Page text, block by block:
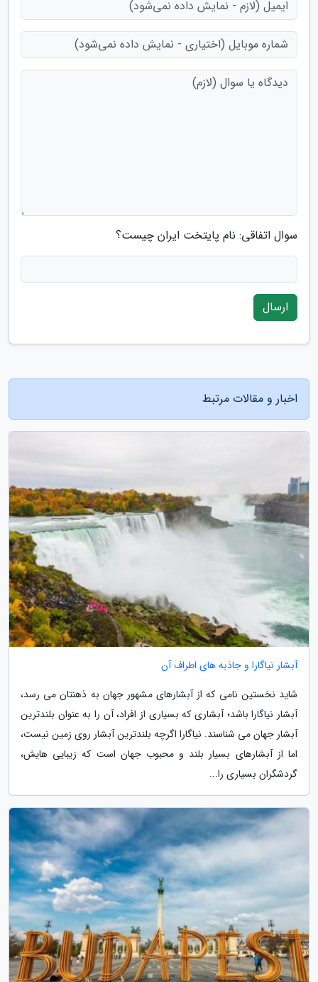
سوال اتفاقی: نام پایتخت ایران چیست؟
ارسال
اخبار و مقالات مرتبط
آبشار نیاگارا و جاذبه های اطراف آن
شاید نخستین نامی که از آبشارهای مشهور جهان به ذهنتان می رسد،
آبشار نیاگارا باشد؛ آبشاری که بسیاری از افراد، آن را به عنوان بلندترین
آبشار جهان می شناسند. نیاگارا اگرچه بلندترین آبشار روی زمین نیست،
اما از آبشارهای بسیار بلند و محبوب جهان است که زیبایی هایش،
گردشگران بسیاری را...